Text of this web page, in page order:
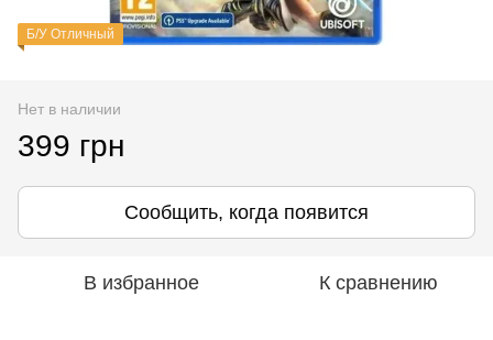
Б/У Отличный
Нет в наличии
399 грн
Сообщить, когда появится
В избранное К сравнению